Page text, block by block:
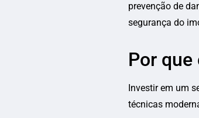
prevenção de
segurança do
Por
Investir em um
técnicas